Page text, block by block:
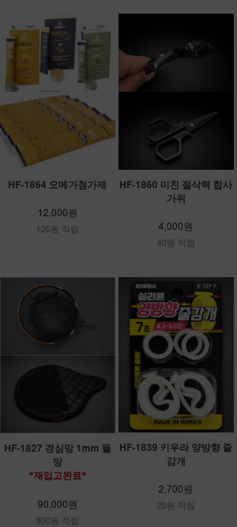
HF-1864 오메가첨가제
12,000원
120원 적립
HF-1860 미친 절삭력 합사
가위
4,000원
40원 적립
HF-1827 경심망 1mm 뜰
망
*재입고완료*
90,000원
900원 적립
HF-1839 키우라 양방향 줄
감개
2,700원
20원 적립